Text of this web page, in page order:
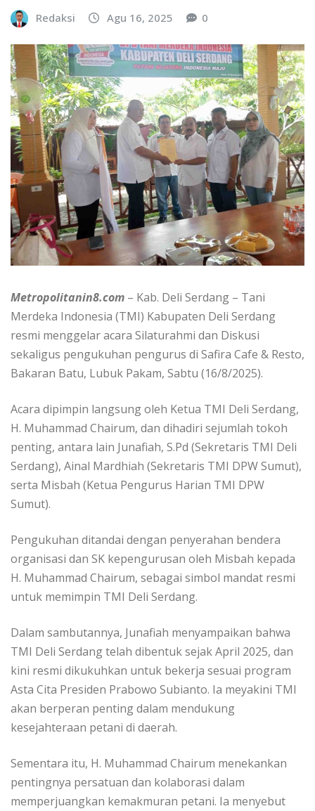
Redaksi Agu 16, 2025 0
Metropolitanin8.com – Kab. Deli Serdang – Tani
Merdeka Indonesia (TMI) Kabupaten Deli Serdang
resmi menggelar acara Silaturahmi dan Diskusi
sekaligus pengukuhan pengurus di Safira Cafe & Resto,
Bakaran Batu, Lubuk Pakam, Sabtu (16/8/2025).
Acara dipimpin langsung oleh Ketua TMI Deli Serdang,
H. Muhammad Chairum, dan dihadiri sejumlah tokoh
penting, antara lain Junafiah, S.Pd (Sekretaris TMI Deli
Serdang), Ainal Mardhiah (Sekretaris TMI DPW Sumut),
serta Misbah (Ketua Pengurus Harian TMI DPW
Sumut).
Pengukuhan ditandai dengan penyerahan bendera
organisasi dan SK kepengurusan oleh Misbah kepada
H. Muhammad Chairum, sebagai simbol mandat resmi
untuk memimpin TMI Deli Serdang.
Dalam sambutannya, Junafiah menyampaikan bahwa
TMI Deli Serdang telah dibentuk sejak April 2025, dan
kini resmi dikukuhkan untuk bekerja sesuai program
Asta Cita Presiden Prabowo Subianto. Ia meyakini TMI
akan berperan penting dalam mendukung
kesejahteraan petani di daerah.
Sementara itu, H. Muhammad Chairum menekankan
pentingnya persatuan dan kolaborasi dalam
memperjuangkan kemakmuran petani. Ia menyebut